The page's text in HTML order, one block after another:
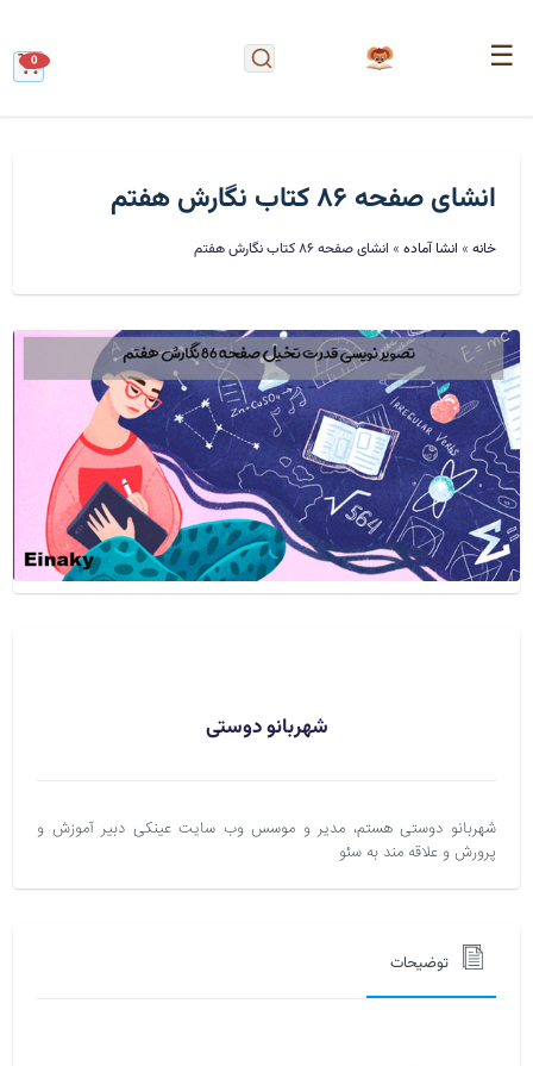
☰
0
انشای صفحه ۸۶ کتاب نگارش هفتم
خانه » انشا آماده » انشای صفحه ۸۶ کتاب نگارش هفتم
شهربانو دوستی
شهربانو دوستی هستم، مدیر و موسس وب سایت عینکی دبیر آموزش و
پرورش و علاقه مند به سئو
توضیحات